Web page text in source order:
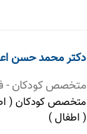
دکتر محمد حسن
متخصص کودکان -
متخصص کودکان (
( اطفال )